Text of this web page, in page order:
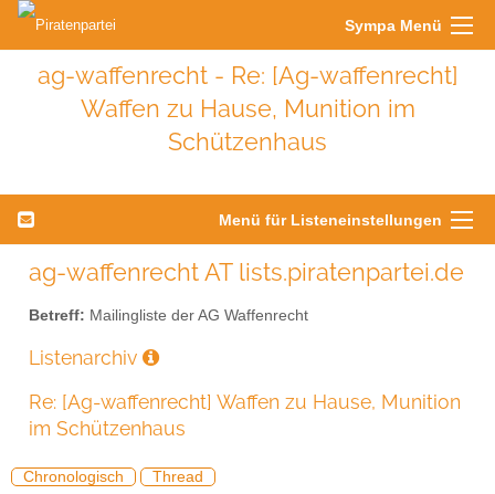
Sympa Menü
ag-waffenrecht - Re: [Ag-waffenrecht]
Waffen zu Hause, Munition im
Schützenhaus
Menü für Listeneinstellungen
ag-waffenrecht AT lists.piratenpartei.de
Betreff: Mailingliste der AG Waffenrecht
Listenarchiv
Re: [Ag-waffenrecht] Waffen zu Hause, Munition
im Schützenhaus
Chronologisch Thread